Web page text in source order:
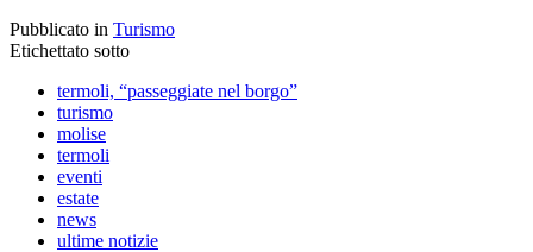
Pubblicato in Turismo
Etichettato sotto
termoli, “passeggiate nel borgo”
turismo
molise
termoli
eventi
estate
news
ultime notizie